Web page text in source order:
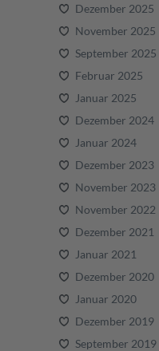
Dezember 2025
November 2025
September 2025
Februar 2025
Januar 2025
Dezember 2024
Januar 2024
Dezember 2023
November 2023
November 2022
Dezember 2021
Januar 2021
Dezember 2020
Januar 2020
Dezember 2019
September 2019